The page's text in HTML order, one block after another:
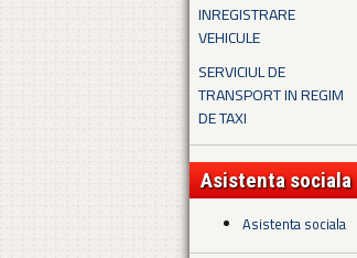
INREGISTRARE
VEHICULE
SERVICIUL DE
TRANSPORT IN REGIM
DE TAXI
Asistenta sociala
Asistenta sociala